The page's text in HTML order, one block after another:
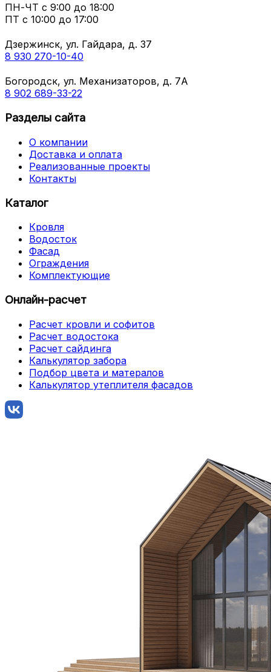
ПН-ЧТ с 9:00 до 18:00
ПТ с 10:00 до 17:00
Дзержинск, ул. Гайдара, д. 37
8 930 270-10-40
Богородск, ул. Механизаторов, д. 7А
8 902 689-33-22
Разделы сайта
О компании
Доставка и оплата
Реализованные проекты
Контакты
Каталог
Кровля
Водосток
Фасад
Ограждения
Комплектующие
Онлайн-расчет
Расчет кровли и софитов
Расчет водостока
Расчет сайдинга
Калькулятор забора
Подбор цвета и матералов
Калькулятор утеплителя фасадов